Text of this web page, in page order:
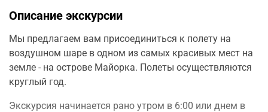
Описание экскурсии
Мы предлагаем вам присоединиться к полету на
воздушном шаре в одном из самых красивых мест на
земле - на острове Майорка. Полеты осуществляются
круглый год.
Экскурсия начинается рано утром в 6:00 или днем в